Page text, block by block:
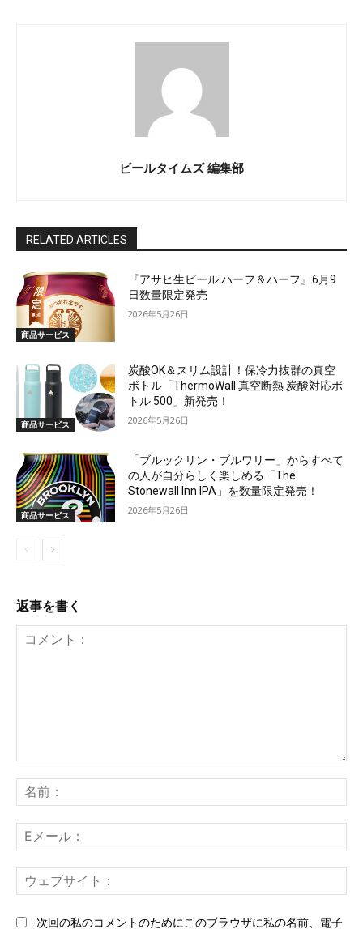
ビールタイムズ 編集部
RELATED ARTICLES
商品サービス
『アサヒ生ビール ハーフ＆ハーフ』6月9
日数量限定発売
2026年5月26日
商品サービス
炭酸OK＆スリム設計！保冷力抜群の真空
ボトル「ThermoWall 真空断熱 炭酸対応ボ
トル 500」新発売！
2026年5月26日
商品サービス
「ブルックリン・ブルワリー」からすべて
の人が自分らしく楽しめる「The
Stonewall Inn IPA」を数量限定発売！
2026年5月26日
返事を書く
ン
ト：
前
メ
ー
ェ
次回の私のコメントのためにこのブラウザに私の名前、電子